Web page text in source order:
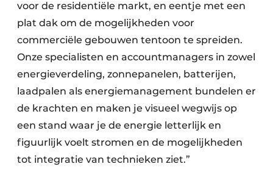
voor de residentiële markt, en eentje met een
plat dak om de mogelijkheden voor
commerciële gebouwen tentoon te spreiden.
Onze specialisten en accountmanagers in zowel
energieverdeling, zonnepanelen, batterijen,
laadpalen als energiemanagement bundelen er
de krachten en maken je visueel wegwijs op
een stand waar je de energie letterlijk en
figuurlijk voelt stromen en de mogelijkheden
tot integratie van technieken ziet.”